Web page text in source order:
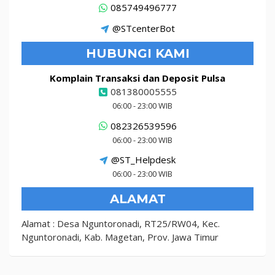
085749496777
@STcenterBot
HUBUNGI KAMI
Komplain Transaksi dan Deposit Pulsa
081380005555
06:00 - 23:00 WIB
082326539596
06:00 - 23:00 WIB
@ST_Helpdesk
06:00 - 23:00 WIB
ALAMAT
Alamat : Desa Nguntoronadi, RT25/RW04, Kec.
Nguntoronadi, Kab. Magetan, Prov. Jawa Timur